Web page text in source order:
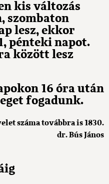
kis változás
szombaton
lesz, ekkor
pénteki napot.
között lesz
16 óra után
fogadunk.
száma továbbra is 1830.
dr. Bús János